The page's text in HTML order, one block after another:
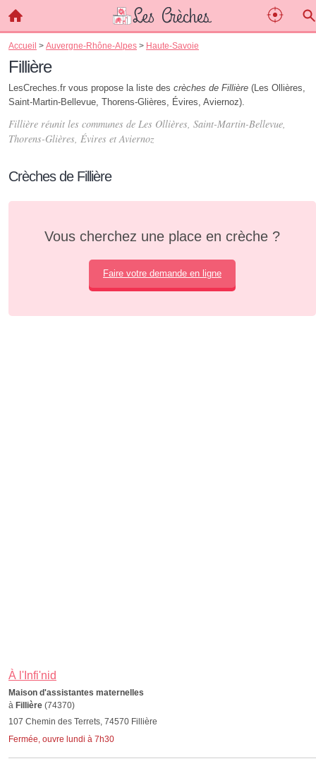
Accueil > Auvergne-Rhône-Alpes > Haute-Savoie
Fillière
LesCreches.fr vous propose la liste des crèches de Fillière (Les Ollières,
Saint-Martin-Bellevue, Thorens-Glières, Évires, Aviernoz).
Fillière réunit les communes de Les Ollières, Saint-Martin-Bellevue,
Thorens-Glières, Évires et Aviernoz
Crèches de Fillière
Vous cherchez une place en crèche ?
Faire votre demande en ligne
À l'Infi'nid
Maison d'assistantes maternelles
à Fillière (74370)
107 Chemin des Terrets, 74570 Fillière
Fermée, ouvre lundi à 7h30